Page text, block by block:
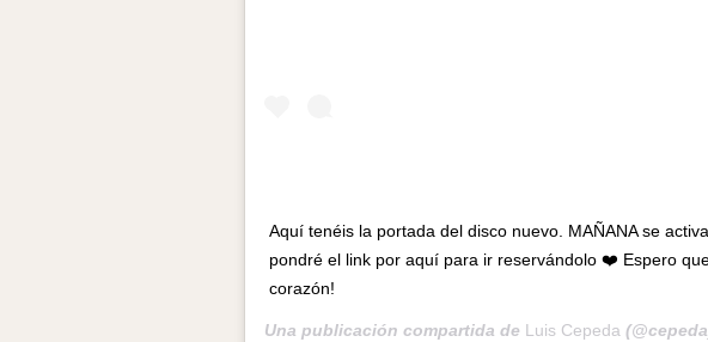
Aquí tenéis la portada del disco nuevo. MAÑANA se
pondré el link por aquí para ir reservándolo ❤️ Espero
corazón!
Una publicación compartida de Luis Cepeda